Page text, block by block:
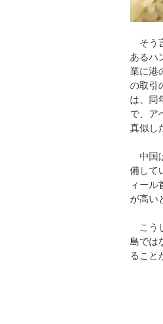
そう
あるハ
業に港
の取引
は、同
で、ア
真似し
中国
備して
ィール
が高い
こう
島では
ること